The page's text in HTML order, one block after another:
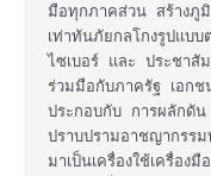
มือทุกภาคส่วน สร้างภู
เท่าทันภัยกลโกงรูปแบ
ไซเบอร์ และ ประชาสั
ร่วมมือกับภาครัฐ เอกช
ประกอบกับ การผลักดั
ปราบปรามอาชญากร
มาเป็นเครื่องใช้เครื่อง